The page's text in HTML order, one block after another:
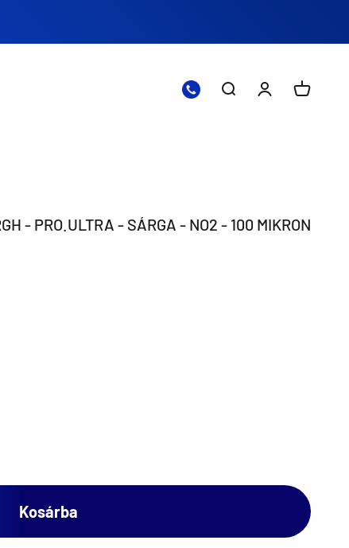
Nyissa meg a
Nyissa meg
Nyitott
- PRO.ULTRA - SÁRGA - NO2 - 100 MIKRON
Kosárba